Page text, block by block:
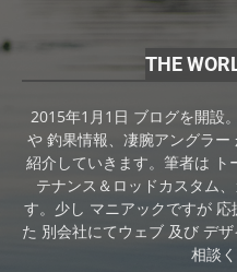
THE
2015年1月1日 ブログを開設
や 釣果情報、凄腕アングラ
紹介していきます。筆者は ト
テナンス＆ロッドカスタム
す。少し マニアックですが
た 別会社にてウェブ 及び デ
相談く